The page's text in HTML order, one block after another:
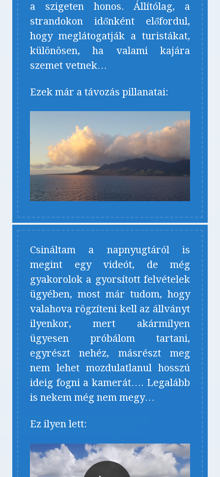
a szigeten honos. Állítólag, a
strandokon időnként előfordul,
hogy meglátogatják a turistákat,
különösen, ha valami kajára
szemet vetnek…
Ezek már a távozás pillanatai:
Csináltam a napnyugtáról is
megint egy videót, de még
gyakorolok a gyorsított felvételek
ügyében, most már tudom, hogy
valahova rögzíteni kell az állványt
ilyenkor, mert akármilyen
ügyesen próbálom tartani,
egyrészt nehéz, másrészt meg
nem lehet mozdulatlanul hosszú
ideig fogni a kamerát…. Legalább
is nekem még nem megy…
Ez ilyen lett: